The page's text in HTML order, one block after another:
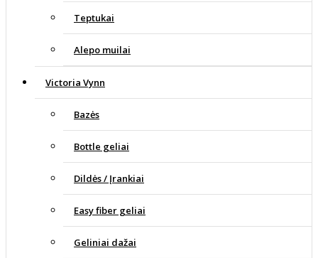
Teptukai
Alepo muilai
Victoria Vynn
Bazės
Bottle geliai
Dildės / Įrankiai
Easy fiber geliai
Geliniai dažai